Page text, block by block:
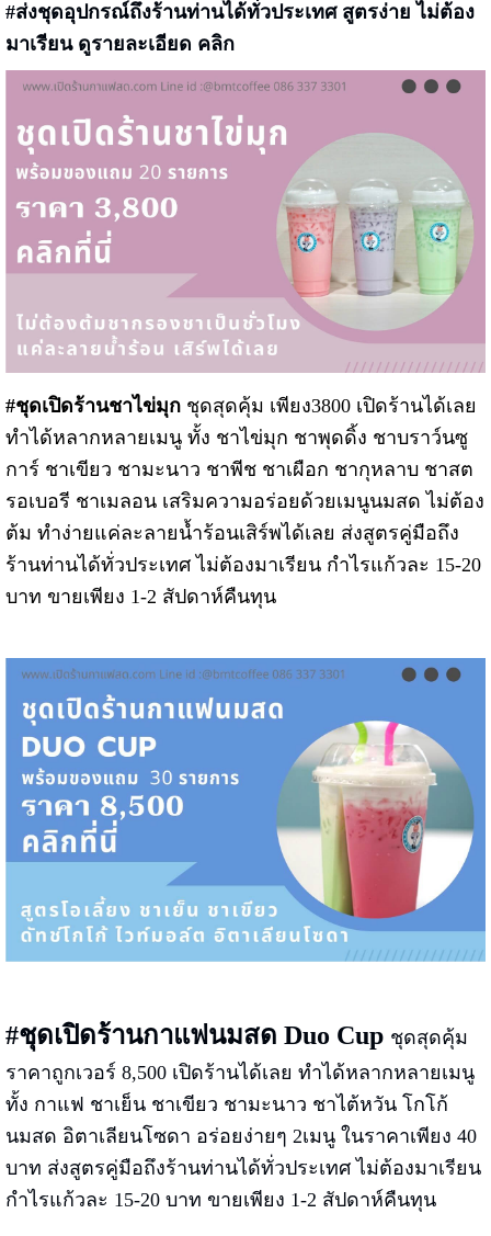
#ส่งชุดอุปกรณ์ถึงร้านท่านได้ทั่วประเทศ สูตรง่าย ไม่ต้อง
มาเรียน ดูรายละเอียด คลิก
#ชุดเปิดร้านชาไข่มุกชุดสุดคุ้ม เพียง3800 เปิดร้านได้เลย
ทำได้หลากหลายเมนู ทั้ง ชาไข่มุก ชาพุดดิ้ง ชาบราว์นซู
การ์ ชาเขียว ชามะนาว ชาพีช ชาเผือก ชากุหลาบ ชาสต
รอเบอรี ชาเมลอน เสริมความอร่อยด้วยเมนูนมสด ไม่ต้อง
ต้ม ทำง่ายแค่ละลายน้ำร้อนเสิร์พได้เลย ส่งสูตรคู่มือถึง
ร้านท่านได้ทั่วประเทศ ไม่ต้องมาเรียน กำไรแก้วละ 15-20
บาท ขายเพียง 1-2 สัปดาห์คืนทุน
#ชุดเปิดร้านกาแฟนมสด Duo Cup ชุดสุดคุ้ม
ราคาถูกเวอร์ 8,500 เปิดร้านได้เลย ทำได้หลากหลายเมนู
ทั้ง กาแฟ ชาเย็น ชาเขียว ชามะนาว ชาไต้หวัน โกโก้
นมสด อิตาเลียนโซดา อร่อยง่ายๆ 2เมนู ในราคาเพียง 40
บาท ส่งสูตรคู่มือถึงร้านท่านได้ทั่วประเทศ ไม่ต้องมาเรียน
กำไรแก้วละ 15-20 บาท ขายเพียง 1-2 สัปดาห์คืนทุน